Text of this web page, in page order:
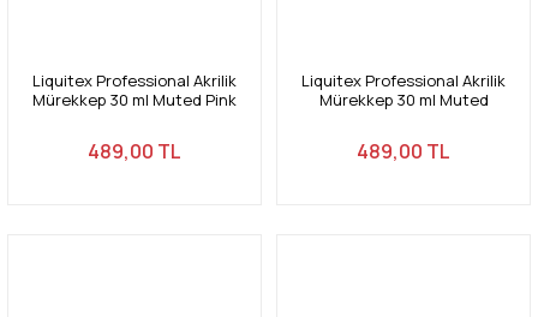
Liquitex Professional Akrilik
Mürekkep 30 ml Muted Pink
489,00 TL
Liquitex Professional Akrilik
Mürekkep 30 ml Muted
489,00 TL